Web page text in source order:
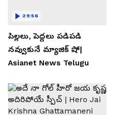
పిల్లలు, పెద్దలు పడిపడి
నవ్వుకునే మ్యాజిక్ షో|
Asianet News Telugu
29:56